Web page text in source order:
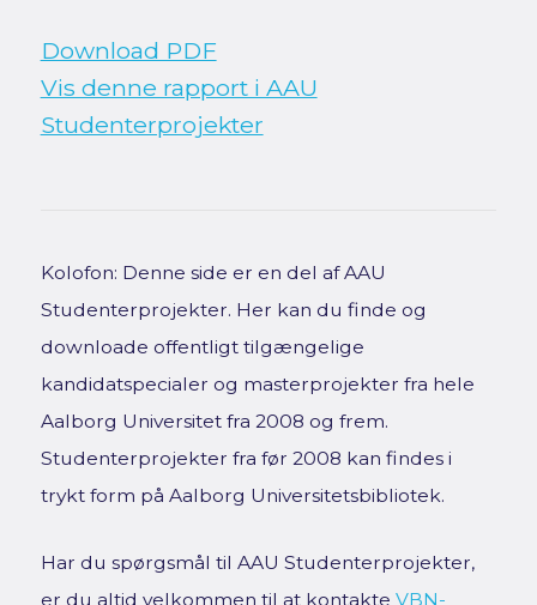
Download PDF
Vis denne rapport i AAU
Studenterprojekter
Kolofon: Denne side er en del af AAU
Studenterprojekter. Her kan du finde og
downloade offentligt tilgængelige
kandidatspecialer og masterprojekter fra hele
Aalborg Universitet fra 2008 og frem.
Studenterprojekter fra før 2008 kan findes i
trykt form på Aalborg Universitetsbibliotek.
Har du spørgsmål til AAU Studenterprojekter,
er du altid velkommen til at kontakte VBN-